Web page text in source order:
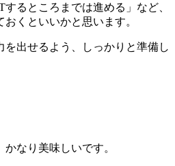
するところまでは進める」など、
くといいかと思います。
を出せるよう、しっかりと準備し
なり美味しいです。